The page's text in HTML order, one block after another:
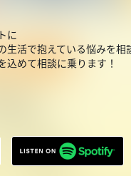
に
生活で抱えている悩みを相
込めて相談に乗ります！